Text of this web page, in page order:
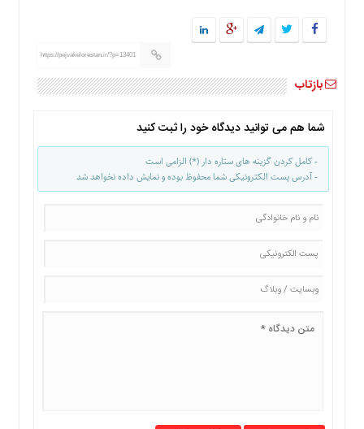
https://pejvakelorestan.ir/?p=13401
بازتاب
شما هم می توانید دیدگاه خود را ثبت کنید
- کامل کردن گزینه های ستاره دار (*) الزامی است
- آدرس پست الکترونیکی شما محفوظ بوده و نمایش داده نخواهد شد